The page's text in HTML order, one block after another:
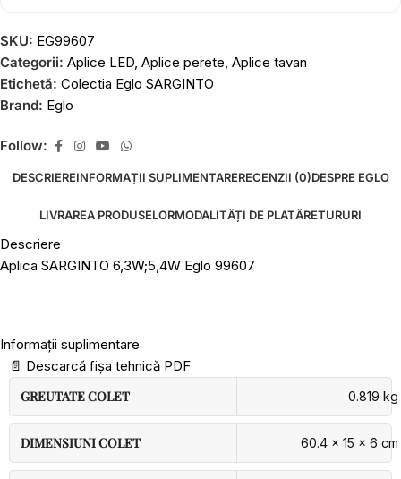
SKU: EG99607
Categorii: Aplice LED Aplice perete Aplice tavan
Etichetă: Colectia Eglo SARGINTO
Brand: Eglo
Follow:
DESCRIEREINFORMAȚII SUPLIMENTARERECENZII (0)DESPRE EGLO
LIVRAREA PRODUSELORMODALITĂȚI DE PLATĂRETURURI
Descriere
Aplica SARGINTO 6,3W;5,4W Eglo 99607
Informații suplimentare
📄 Descarcă fișa tehnică PDF
GREUTATE COLET
0.819 kg
DIMENSIUNI COLET 60.4 × 15 × 6 cm